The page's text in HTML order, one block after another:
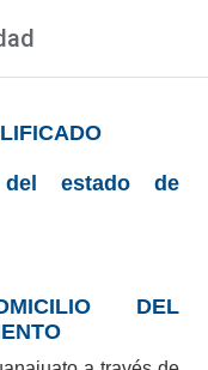
del estado de
DEL